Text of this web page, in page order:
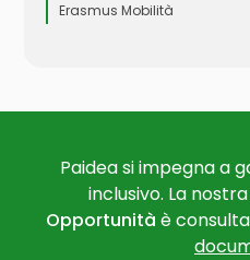
Erasmus Mobilità
Paidea si impegna a
inclusivo. La nostra
Opportunità è